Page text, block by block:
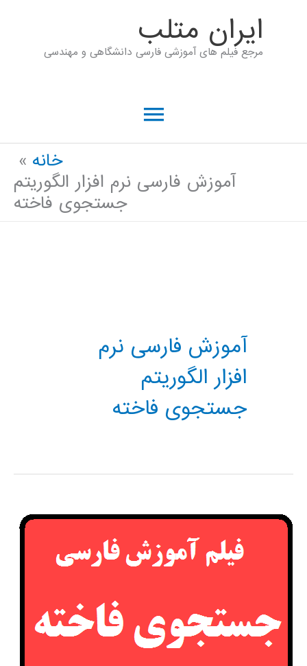
ايران متلب
مرجع فیلم های آموزشی فارسی دانشگاهی و مهندسی
فهرست
خانه
آموزش فارسی نرم افزار الگوریتم
جستجوی فاخته
آموزش فارسی نرم
افزار الگوریتم
جستجوی فاخته